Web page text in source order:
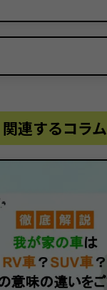
関連するコラム